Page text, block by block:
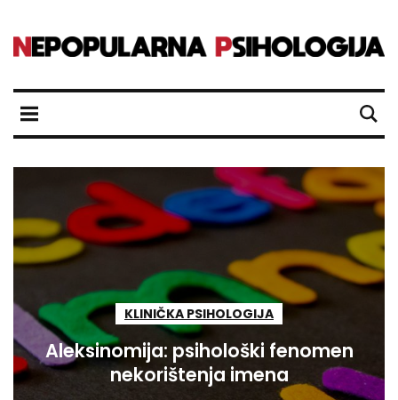
KLINIČKA PSIHOLOGIJA
Aleksinomija: psihološki fenomen
nekorištenja imena